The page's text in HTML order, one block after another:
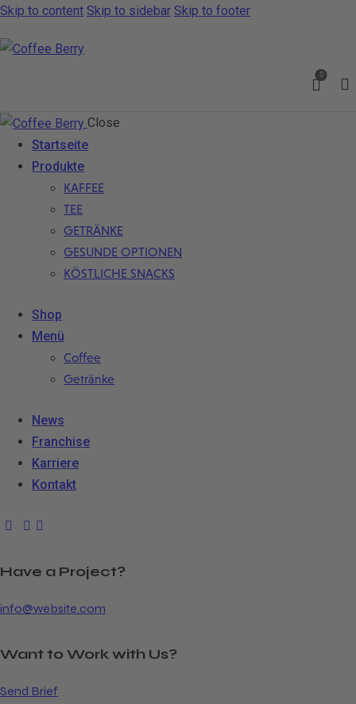
Skip to content Skip to sidebar Skip to footer
0
Close
Startseite
Produkte
KAFFEE
TEE
GETRÄNKE
GESUNDE OPTIONEN
KÖSTLICHE SNACKS
Shop
Menü
Coffee
Getränke
News
Franchise
Karriere
Kontakt
Have a Project?
info@website.com
Want to Work with Us?
Send Brief